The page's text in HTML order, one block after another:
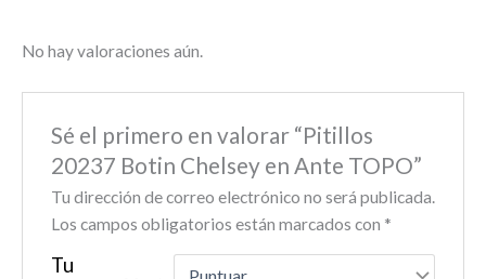
No hay valoraciones aún.
Sé el primero en valorar “Pitillos
20237 Botin Chelsey en Ante TOPO”
Tu dirección de correo electrónico no será publicada.
Los campos obligatorios están marcados con *
Tu